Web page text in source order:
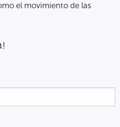
el movimiento de las